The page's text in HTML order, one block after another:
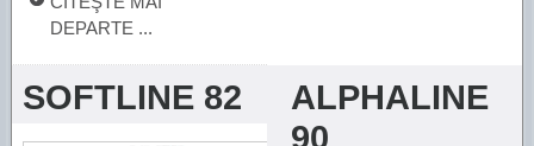
DEPARTE ...
SOFTLINE 82
ALPHALINE
90